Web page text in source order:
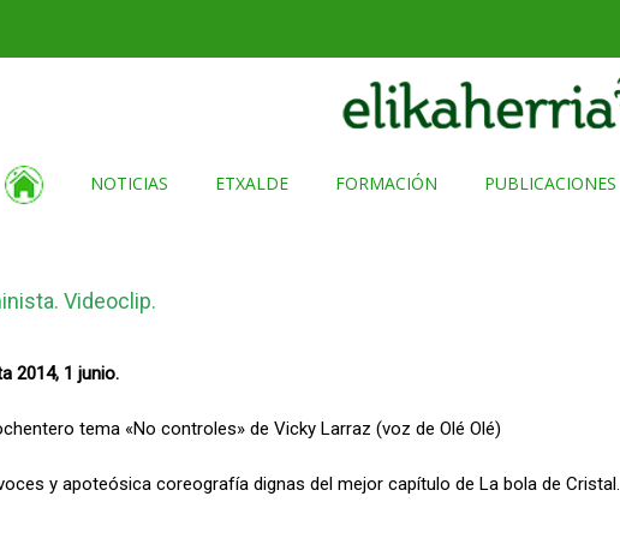
NOTICIAS ETXALDE FORMACIÓN PUBLICACIONES
Videoclip.
2014, 1 junio.
tema «No controles» de Vicky Larraz (voz de Olé Olé)
y apoteósica coreografía dignas del mejor capítulo de La bola de Cristal.